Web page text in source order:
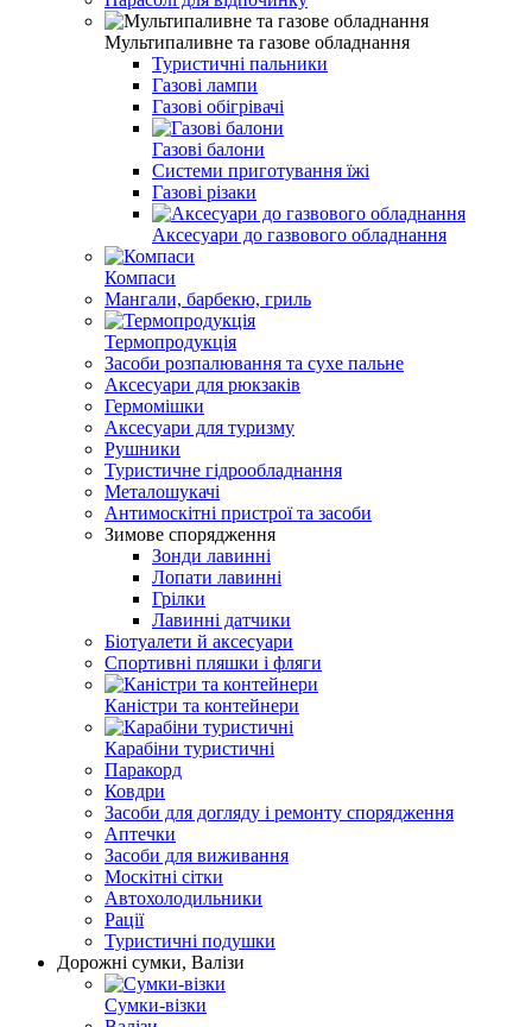
Мультипаливне та газове обладнання
Туристичні пальники
Газові лампи
Газові обігрівачі
Газові балони
Системи приготування їжі
Газові різаки
Аксесуари до газвового обладнання
Компаси
Мангали, барбекю, гриль
Термопродукція
Засоби розпалювання та сухе пальне
Аксесуари для рюкзаків
Гермомішки
Аксесуари для туризму
Рушники
Туристичне гідрообладнання
Металошукачі
Антимоскітні пристрої та засоби
Зимове спорядження
Зонди лавинні
Лопати лавинні
Грілки
Лавинні датчики
Біотуалети й аксесуари
Спортивні пляшки і фляги
Каністри та контейнери
Карабіни туристичні
Паракорд
Ковдри
Засоби для догляду і ремонту спорядження
Аптечки
Засоби для виживання
Москітні сітки
Автохолодильники
Рації
Туристичні подушки
Дорожні сумки, Валізи
Сумки-візки